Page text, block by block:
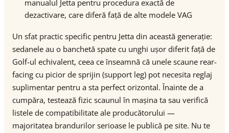
manualul Jetta pentru procedura exactă de
dezactivare, care diferă față de alte modele VAG
Un sfat practic specific pentru Jetta din această generație:
sedanele au o banchetă spate cu unghi ușor diferit față de
Golf-ul echivalent, ceea ce înseamnă că unele scaune rear-
facing cu picior de sprijin (support leg) pot necesita reglaj
suplimentar pentru a sta perfect orizontal. Înainte de a
cumpăra, testează fizic scaunul în mașina ta sau verifică
listele de compatibilitate ale producătorului —
majoritatea brandurilor serioase le publică pe site. Nu te